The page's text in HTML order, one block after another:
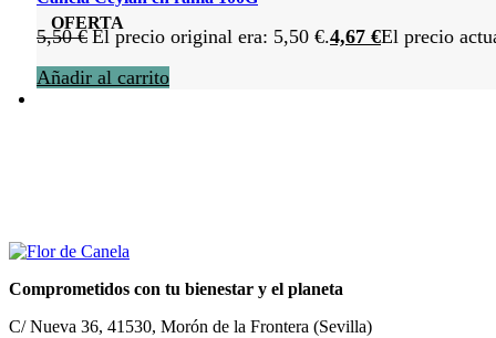
OFERTA
5,50€ El precio original era: 5,50 €.4,67 €El precio
Añadir al carrito
Comprometidos con tu bienestar y el planeta
C/ Nueva 36, 41530, Morón de la Frontera (Sevilla)